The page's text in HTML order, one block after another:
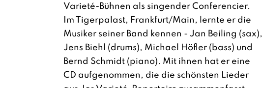
Varieté-Bühnen als singender Conferencier.
Im Tigerpalast, Frankfurt/Main, lernte er die
Musiker seiner Band kennen - Jan Beiling (sax),
Jens Biehl (drums), Michael Höfler (bass) und
Bernd Schmidt (piano). Mit ihnen hat er eine
CD aufgenommen, die die schönsten Lieder